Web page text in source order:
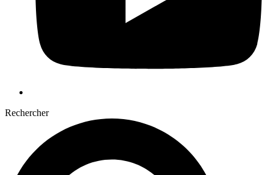
Rechercher